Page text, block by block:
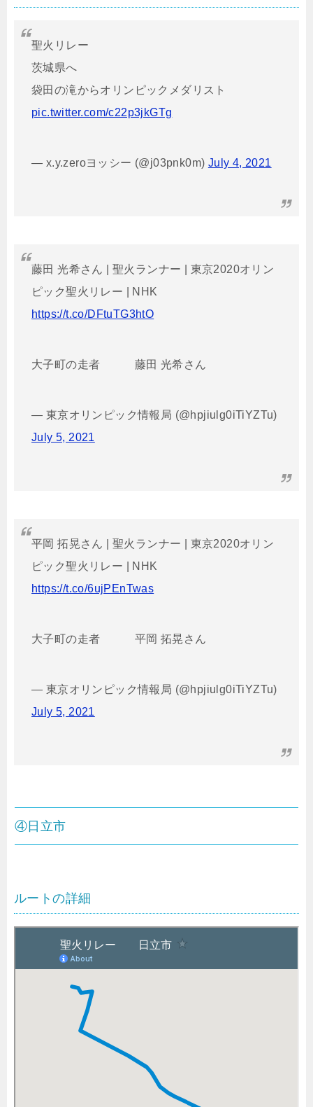
聖火リレー
茨城県へ
袋田の滝からオリンピックメダリスト
pic.twitter.com/c22p3jkGTg
— x.y.zeroヨッシー (@j03pnk0m) July 4, 2021
藤田 光希さん | 聖火ランナー | 東京2020オリン
ピック聖火リレー | NHK
https://t.co/DFtuTG3htO
大子町の走者 藤田 光希さん
— 東京オリンピック情報局 (@hpjiulg0iTiYZTu)
July 5, 2021
平岡 拓晃さん | 聖火ランナー | 東京2020オリン
ピック聖火リレー | NHK
https://t.co/6ujPEnTwas
大子町の走者 平岡 拓晃さん
— 東京オリンピック情報局 (@hpjiulg0iTiYZTu)
July 5, 2021
④日立市
ルートの詳細